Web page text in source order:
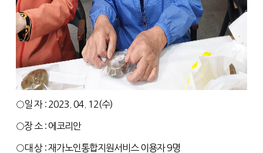
○일 자 : 2023. 04. 12(수)
○장 소 : 에코리안
○대 상 : 재가노인통합지원서비스 이용자 9명